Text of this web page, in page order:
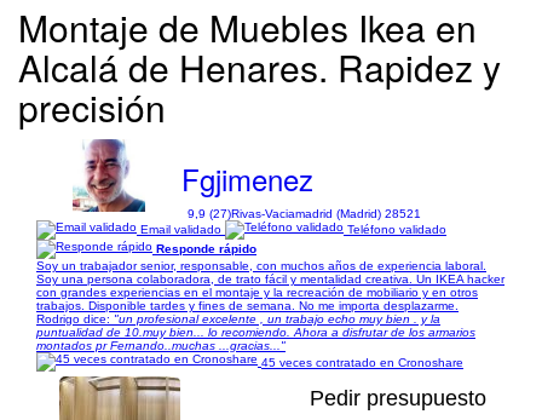
Montaje de Muebles Ikea en
Alcalá de Henares. Rapidez y
precisión
Fgjimenez
9,9 (27)Rivas-Vaciamadrid (Madrid) 28521
Email validado
Teléfono validado
Responde rápido
Soy un trabajador senior, responsable, con muchos años de experiencia laboral.
Soy una persona colaboradora, de trato fácil y mentalidad creativa. Un IKEA hacker
con grandes experiencias en el montaje y la recreación de mobiliario y en otros
trabajos. Disponible tardes y fines de semana. No me importa desplazarme.
Rodrigo dice: "un profesional excelente , un trabajo echo muy bien . y la
puntualidad de 10.muy bien... lo recomiendo. Ahora a disfrutar de los armarios
montados pr Fernando..muchas ...gracias..."
45 veces contratado en Cronoshare
Pedir presupuesto